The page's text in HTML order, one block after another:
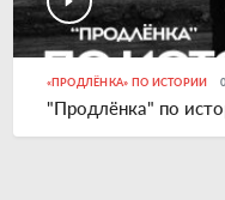
«ПРОДЛЁНКА» ПО ИСТОРИИ
"Продлёнка" по